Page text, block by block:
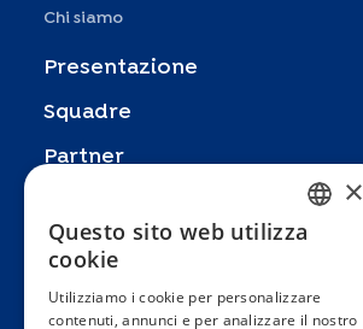
Chi siamo
Presentazione
Squadre
Partner
Zoom In
FAQ
FRENCH
SPANISH
×
Questo sito web utilizza
cookie
Utilizziamo i cookie per personalizzare
contenuti, annunci e per analizzare il nostro